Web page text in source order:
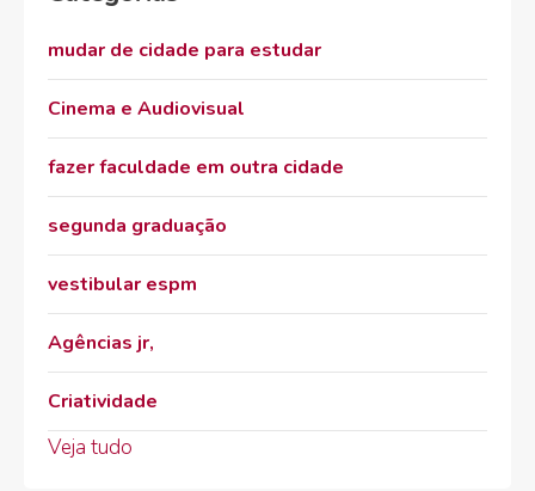
mudar de cidade para estudar
Cinema e Audiovisual
fazer faculdade em outra cidade
segunda graduação
vestibular espm
Agências jr,
Criatividade
Veja tudo